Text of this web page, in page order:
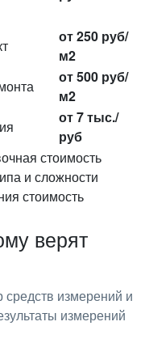
от 250 руб/
м2
от 500 руб/
м2
от 7 тыс./
руб
стоимость
и сложности
стоимость
верят
измерений и
измерений